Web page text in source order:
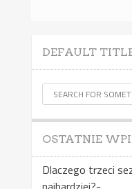
DEFAULT
OSTATNIE
Dlaczego trzeci